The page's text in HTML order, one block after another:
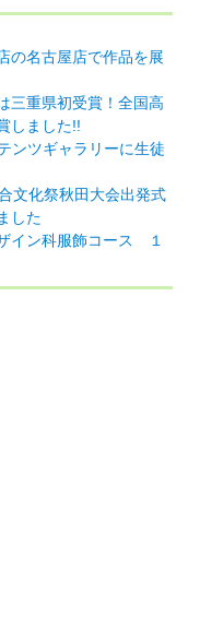
の名古屋店で作品を展
三重県初受賞！全国高
しました!!
ンツギャラリーに生徒
文化祭秋田大会出発式
した
イン科服飾コース １